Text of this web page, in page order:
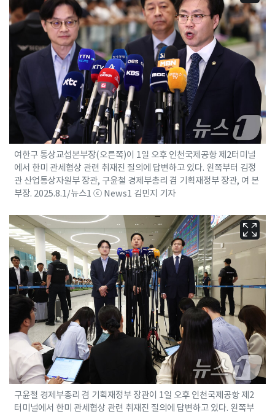
여한구 통상교섭본부장(오른쪽)이 1일 오후 인천국제공항 제2터미널
에서 한미 관세협상 관련 취재진 질의에 답변하고 있다. 왼쪽부터 김정
관 산업통상자원부 장관, 구윤철 경제부총리 겸 기획재정부 장관, 여 본
부장. 2025.8.1/뉴스1 ⓒ News1 김민지 기자
구윤철 경제부총리 겸 기획재정부 장관이 1일 오후 인천국제공항 제2
터미널에서 한미 관세협상 관련 취재진 질의에 답변하고 있다. 왼쪽부